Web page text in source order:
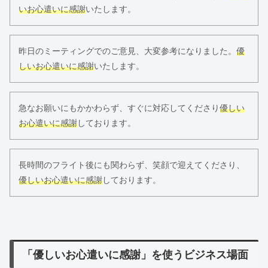
いお心遣いに感謝いたします。
昨日のミーティングでのご意見、大変参考になりました。 優
しいお心遣いに感謝いたします。
急なお願いにもかかわらず、すぐに対応してくださり優しい
お心遣いに感謝しております。
長時間のフライト後にも関わらず、笑顔で迎えてくださり、
優しいお心遣いに感謝しております。
「優しいお心遣いに感謝」を使うビジネス場面